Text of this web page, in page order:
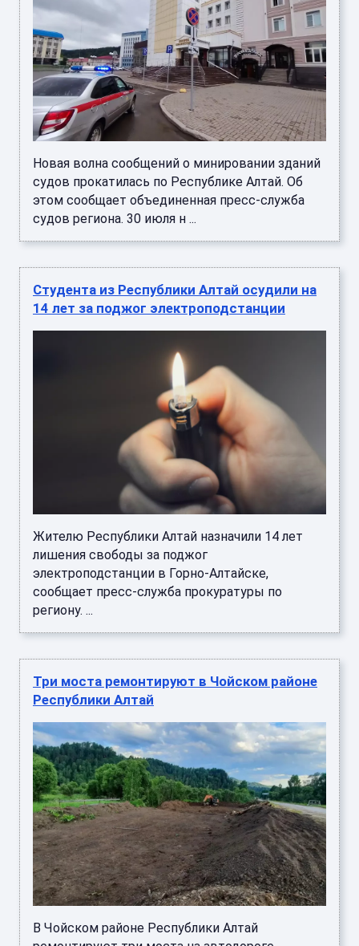
Новая волна сообщений о минировании зданий
судов прокатилась по Республике Алтай. Об
этом сообщает объединенная пресс-служба
судов региона. 30 июля н ...
Студента из Республики Алтай осудили на
14 лет за поджог электроподстанции
Жителю Республики Алтай назначили 14 лет
лишения свободы за поджог
электроподстанции в Горно-Алтайске,
сообщает пресс-служба прокуратуры по
региону. ...
Три моста ремонтируют в Чойском районе
Республики Алтай
В Чойском районе Республики Алтай